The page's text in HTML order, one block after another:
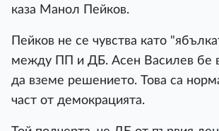
каза Манол Пейков.
Пейков не се чувства като
между ПП и ДБ. Асен Василев бе
да вземе решението. Това са
част от демокрацията.